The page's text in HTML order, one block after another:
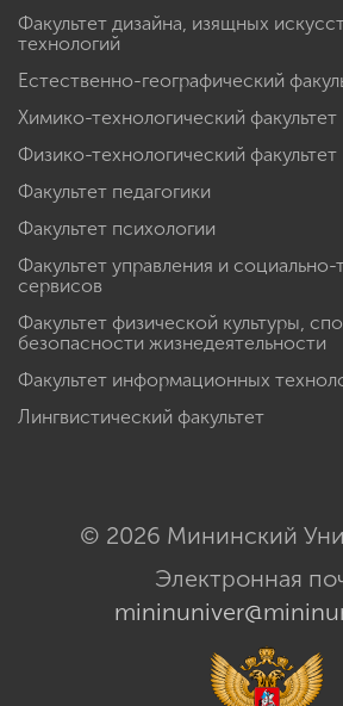
Факультет дизайна, изящных
технологий
Естественно-географический
Химико-технологический факультет
Физико-технологический факультет
Факультет педагогики
Факультет психологии
Факультет управления и социально-
сервисов
Факультет физической культуры,
безопасности жизнедеятельности
Факультет информационных
Лингвистический факультет
© 2026 Мининский
Электронная